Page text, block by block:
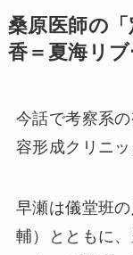
桑原医師の
香＝夏海リ
今話で考察系
容形成クリニッ
早瀬は儀堂班
輔）とともに